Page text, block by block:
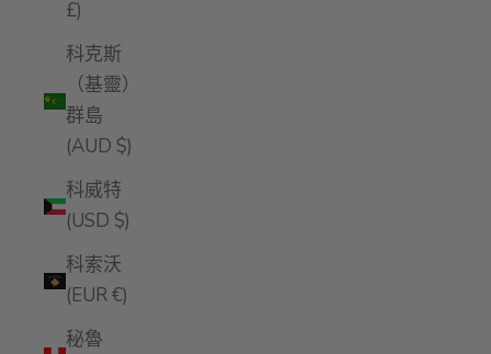
£)
科克斯
（基靈）
群島
(AUD $)
科威特
(USD $)
科索沃
(EUR €)
秘魯